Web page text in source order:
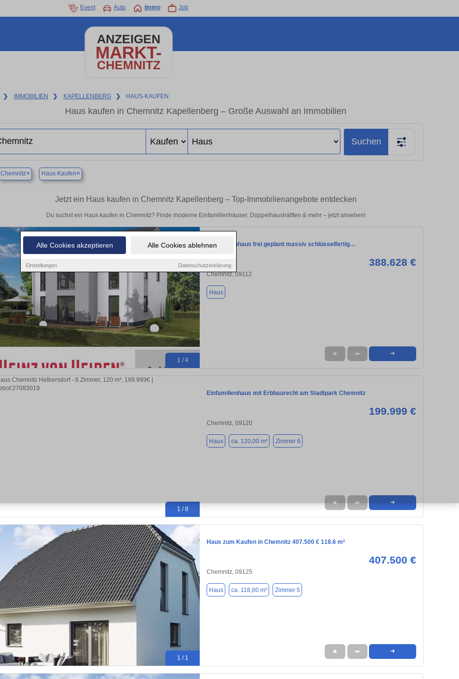
Alle Cookies akzeptieren Alle Cookies ablehnen
Einstellungen Datenschutzerklärung
Event Auto Immo Job
ANZEIGEN
MARKT-
CHEMNITZ
❯ IMMOBILIEN ❯ KAPELLENBERG ❯ HAUS-KAUFEN
Haus kaufen in Chemnitz Kapellenberg – Große Auswahl an Immobilien
Suchen
Chemnitz× Haus Kaufen×
Jetzt ein Haus kaufen in Chemnitz Kapellenberg – Top-Immobilienangebote entdecken
Du suchst ein Haus kaufen in Chemnitz? Finde moderne Einfamilienhäuser, Doppelhaushälften & mehr – jetzt ansehen!
1 / 4
Einfamilienhaus frei geplant massiv schlüsselfertig…
388.628 €
Chemnitz, 09112
Haus
★ ➦ ➜
1 / 8
Einfamilienhaus mit Erbbaurecht am Stadtpark Chemnitz
199.999 €
Chemnitz, 09120
Haus ca. 120,00 m² Zimmer 6
★ ➦ ➜
1 / 1
Haus zum Kaufen in Chemnitz 407.500 € 118.6 m²
407.500 €
Chemnitz, 09125
Haus ca. 118,60 m² Zimmer 5
★ ➦ ➜